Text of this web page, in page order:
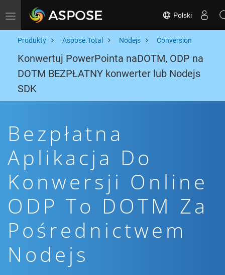
Toggle navigation Polski
Produkty Aspose.Total Nodejs Conversion
Konwertuj PowerPointa naDOTM, ODP na
DOTM BEZPŁATNY konwerter lub Nodejs
SDK
Bezpłatna
Aplikacja Do
Konwersji Online
ODP To DOTM Za
Pośrednictwem
Nodejs